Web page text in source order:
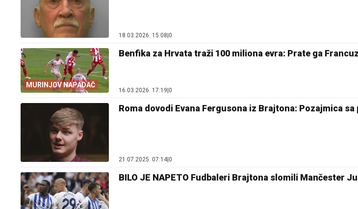
18.03.2026. 15:08 0
MURINJOV NAPADAČ
Benfika za Hrvata traži 100 miliona evra: Prate ga
16.03.2026. 17:19|0
Roma dovodi Evana Fergusona iz Brajtona: Pozajmica
21.07.2025. 07:14 0
BILO JE NAPETO Fudbaleri Brajtona slomili Mančester